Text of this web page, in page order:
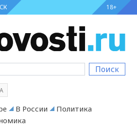
18+
Поиск
В России
Политика